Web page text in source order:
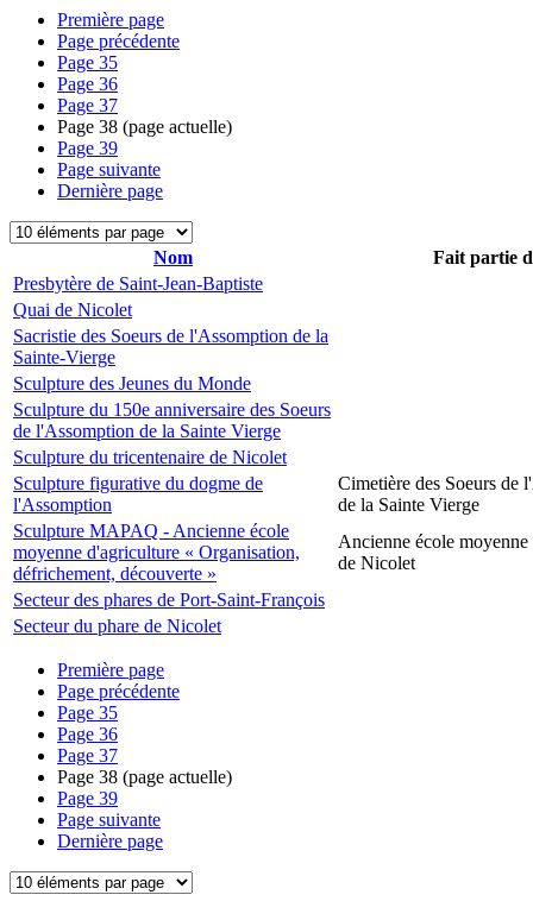
Première page
Page précédente
Page 35
Page 36
Page 37
Page 38 (page actuelle)
Page 39
Page suivante
Dernière page
Nom
Fait partie
Presbytère de Saint-Jean-Baptiste
Quai de Nicolet
Sacristie des Soeurs de l'Assomption de la
Sainte-Vierge
Sculpture des Jeunes du Monde
Sculpture du 150e anniversaire des Soeurs
de l'Assomption de la Sainte Vierge
Sculpture du tricentenaire de Nicolet
Sculpture figurative du dogme de
l'Assomption
Cimetière des Soeurs de
de la Sainte Vierge
Sculpture MAPAQ - Ancienne école
moyenne d'agriculture « Organisation,
défrichement, découverte »
Ancienne école
de Nicolet
Secteur des phares de Port-Saint-François
Secteur du phare de Nicolet
Première page
Page précédente
Page 35
Page 36
Page 37
Page 38 (page actuelle)
Page 39
Page suivante
Dernière page